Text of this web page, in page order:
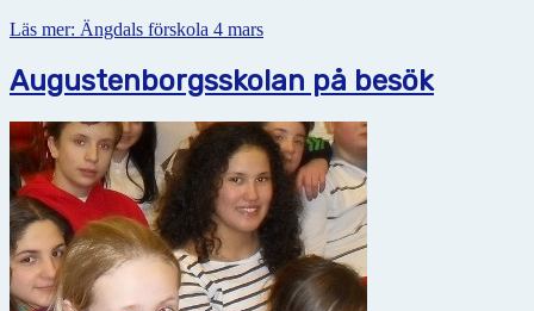
Läs mer: Ängdals förskola 4 mars
Augustenborgsskolan på besök